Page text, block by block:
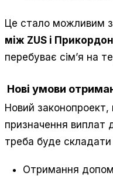
Це стало можливим
між ZUS і
перебуває сім’я на
Нові умови
Новий законопроект,
призначення виплат
треба буде складати
Отримання